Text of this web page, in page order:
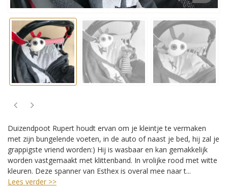
Duizendpoot Rupert houdt ervan om je kleintje te vermaken
met zijn bungelende voeten, in de auto of naast je bed, hij zal je
grappigste vriend worden:) Hij is wasbaar en kan gemakkelijk
worden vastgemaakt met klittenband. In vrolijke rood met witte
kleuren. Deze spanner van Esthex is overal mee naar t...
Lees verder >>